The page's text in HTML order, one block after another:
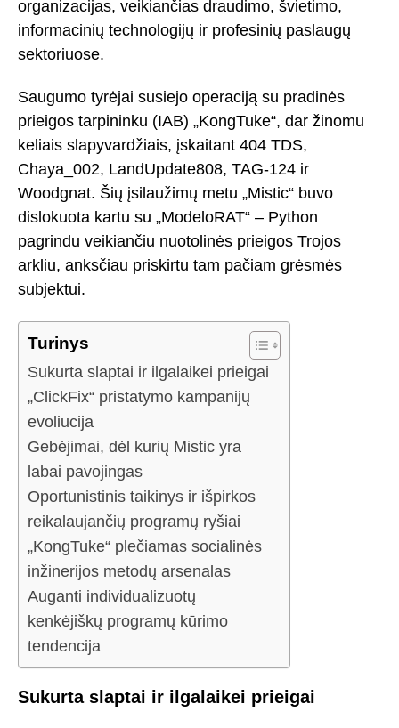
organizacijas, veikiančias draudimo, švietimo,
informacinių technologijų ir profesinių paslaugų
sektoriuose.
Saugumo tyrėjai susiejo operaciją su pradinės
prieigos tarpininku (IAB) „KongTuke“, dar žinomu
keliais slapyvardžiais, įskaitant 404 TDS,
Chaya_002, LandUpdate808, TAG-124 ir
Woodgnat. Šių įsilaužimų metu „Mistic“ buvo
dislokuota kartu su „ModeloRAT“ – Python
pagrindu veikiančiu nuotolinės prieigos Trojos
arkliu, anksčiau priskirtu tam pačiam grėsmės
subjektui.
Turinys
Sukurta slaptai ir ilgalaikei prieigai
„ClickFix“ pristatymo kampanijų
evoliucija
Gebėjimai, dėl kurių Mistic yra
labai pavojingas
Oportunistinis taikinys ir išpirkos
reikalaujančių programų ryšiai
„KongTuke“ plečiamas socialinės
inžinerijos metodų arsenalas
Auganti individualizuotų
kenkėjiškų programų kūrimo
tendencija
Sukurta slaptai ir ilgalaikei prieigai